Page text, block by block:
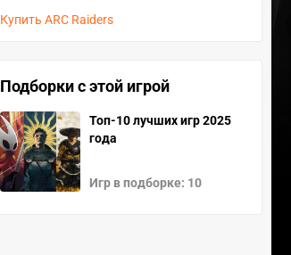
Купить ARC Raiders
Подборки c этой игрой
Топ-10 лучших игр 2025
года
Игр в подборке: 10